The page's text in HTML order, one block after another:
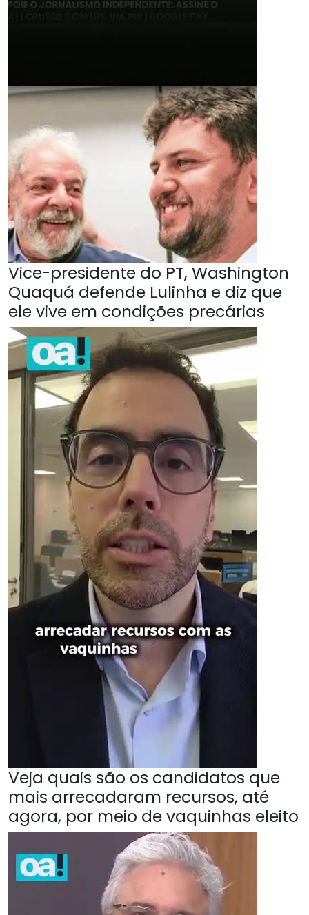
Vice-presidente do PT, Washington
Quaquá defende Lulinha e diz que
ele vive em condições precárias
Veja quais são os candidatos que
mais arrecadaram recursos, até
agora, por meio de vaquinhas eleito